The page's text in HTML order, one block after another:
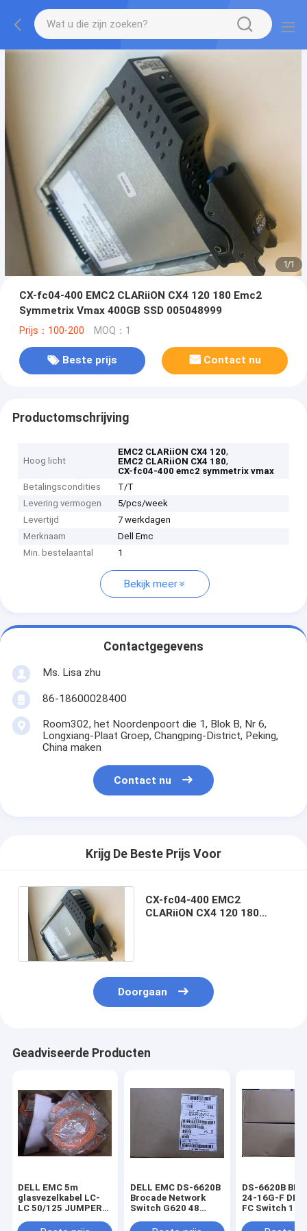
1/1
CX-fc04-400 EMC2 CLARiiON CX4 120 180 Emc2
Symmetrix Vmax 400GB SSD 005048999
Prijs：100-200 MOQ：1
Beste prijs Contact nu
Productomschrijving
Hoog licht
EMC2 CLARiiON CX4 120,
EMC2 CLARiiON CX4 180,
CX-fc04-400 emc2 symmetrix vmax
Betalingscondities
T/T
Levering vermogen
5/pcs/week
Levertijd
7 werkdagen
Merknaam
Dell Emc
Min. bestelaantal
1
Bekijk meer
Contactgegevens
Ms. Lisa zhu
86-18600028400
Room302, het Noordenpoort die 1, Blok B, Nr 6,
Longxiang-Plaat Groep, Changping-District, Peking,
China maken
Contact nu
Krijg De Beste Prijs Voor
CX-fc04-400 EMC2
CLARiiON CX4 120 180
Doorgaan
Geadviseerde Producten
DELL EMC 5m
glasvezelkabel LC-
LC 50/125 JUMPER
OFNP 038-003-739
DELL EMC DS-6620B
Brocade Network
Switch G620 48
16 GB
DS-6620B BR-
24-16G-F
FC Switch 16